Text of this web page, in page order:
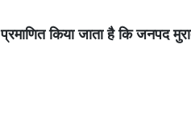
प्रमाणित किया जाता है कि जनपद